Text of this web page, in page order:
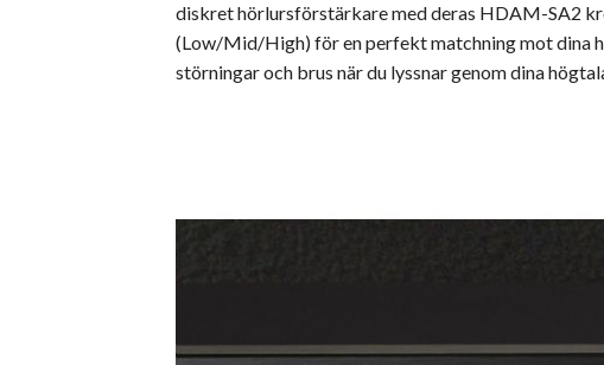
diskret hörlursförstärkare med deras HDAM-SA2
(Low/Mid/High) för en perfekt matchning mot dina
störningar och brus när du lyssnar genom dina